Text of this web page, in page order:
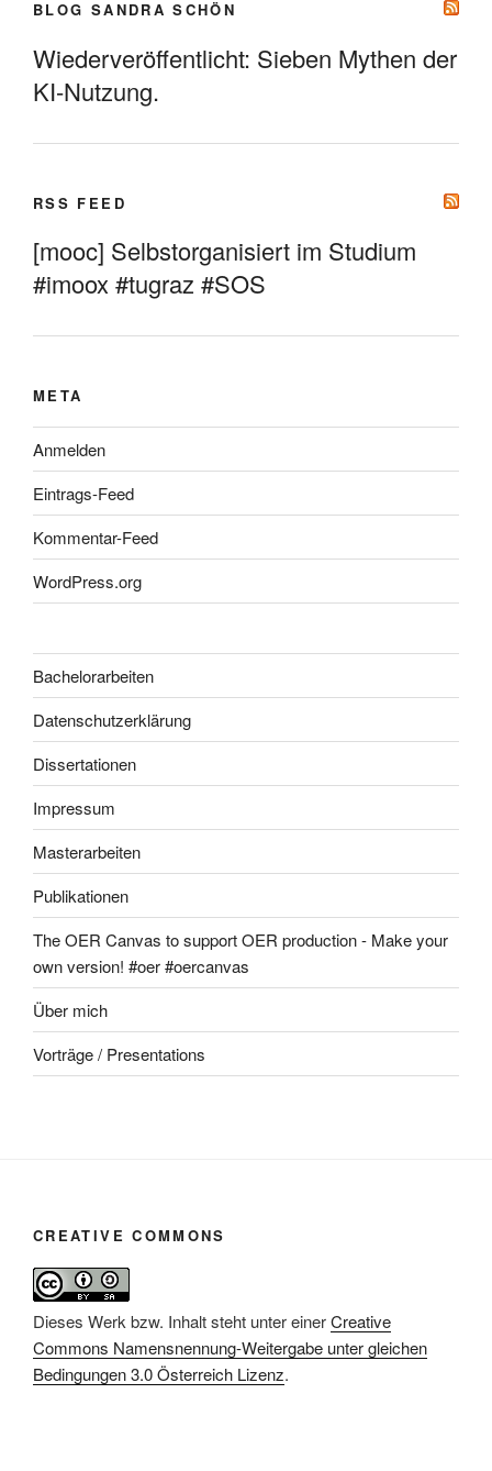
BLOG SANDRA SCHÖN
Wiederveröffentlicht: Sieben Mythen der
KI-Nutzung.
RSS FEED
[mooc] Selbstorganisiert im Studium
#imoox #tugraz #SOS
META
Anmelden
Eintrags-Feed
Kommentar-Feed
WordPress.org
Bachelorarbeiten
Datenschutzerklärung
Dissertationen
Impressum
Masterarbeiten
Publikationen
The OER Canvas to support OER production - Make your
own version! #oer #oercanvas
Über mich
Vorträge / Presentations
CREATIVE COMMONS
Dieses Werk bzw. Inhalt steht unter einerCreative
Commons Namensnennung-Weitergabe unter gleichen
Bedingungen 3.0 Österreich Lizenz.